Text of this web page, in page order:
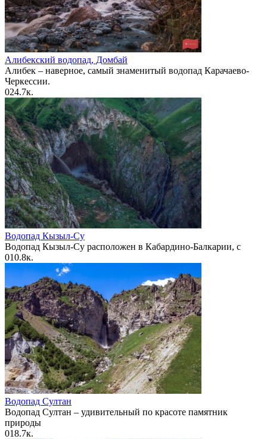
Алибекский водопад, Домбай
Алибек – наверное, самый знаменитый водопад Карачаево-
Черкессии.
024.7к.
Водопад Кызыл-Су
Водопад Кызыл-Су расположен в Кабардино-Балкарии, с
010.8к.
Водопад Султан
Водопад Султан – удивительный по красоте памятник
природы
018.7к.